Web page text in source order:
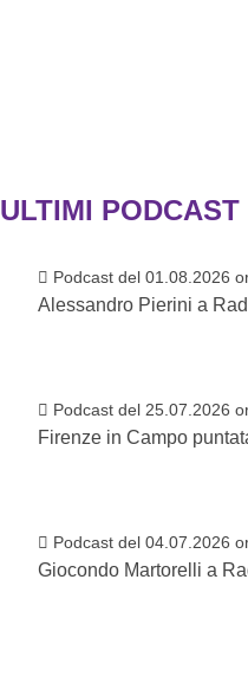
ULTIMI PODCAST
Podcast del 01.08.2026
Alessandro Pierini a
Podcast del 25.07.2026
Firenze in Campo
Podcast del 04.07.2026
Giocondo Martorelli a